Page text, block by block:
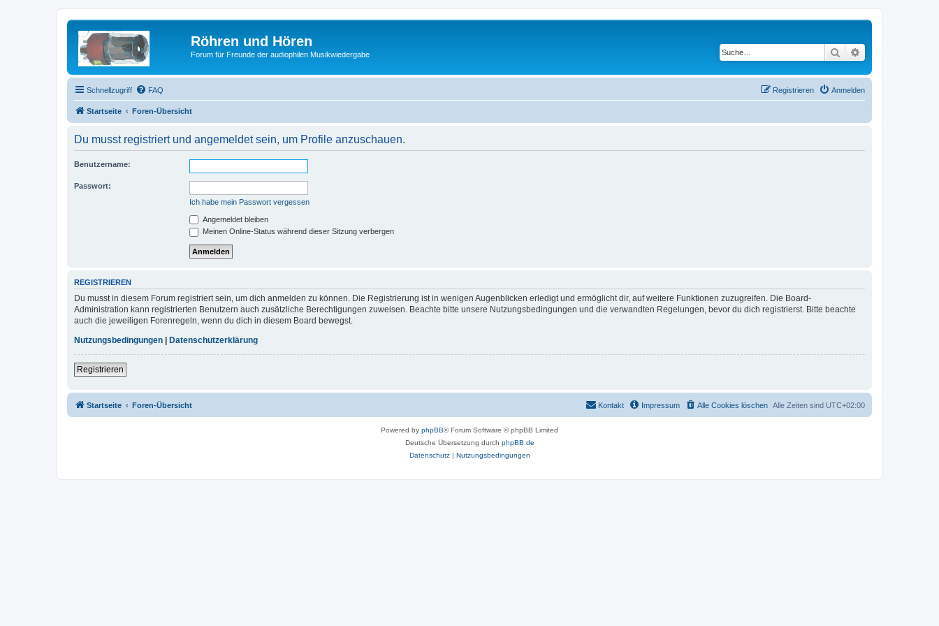
Röhren und Hören
Forum für Freunde der audiophilen Musikwiedergabe Suche
Schnellzugriff FAQ Anmelden
Registrieren
Startseite Foren-Übersicht
Du musst registriert und angemeldet sein, um Profile anzuschauen.
Benutzername:
Passwort:
Ich habe mein Passwort vergessen
Angemeldet bleiben
Meinen Online-Status während dieser Sitzung verbergen
REGISTRIEREN
Du musst in diesem Forum registriert sein, um dich anmelden zu können. Die Registrierung ist in wenigen Augenblicken erledigt und ermöglicht dir, auf weitere Funktionen zuzugreifen. Die Board-
Administration kann registrierten Benutzern auch zusätzliche Berechtigungen zuweisen. Beachte bitte unsere Nutzungsbedingungen und die verwandten Regelungen, bevor du dich registrierst. Bitte beachte
auch die jeweiligen Forenregeln, wenn du dich in diesem Board bewegst.
Nutzungsbedingungen
Datenschutzerklärung
Registrieren
Startseite Foren-Übersicht Alle Zeiten sind UTC+02:00
Alle Cookies löschen
Impressum
Kontakt
Powered by phpBB® Forum Software © phpBB Limited
Deutsche Übersetzung durch phpBB.de
Datenschutz| Nutzungsbedingungen